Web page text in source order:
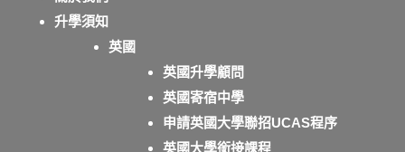
升學須知
英國
英國升學顧問
英國寄宿中學
申請英國大學聯招UCAS程序
英國大學銜接課程